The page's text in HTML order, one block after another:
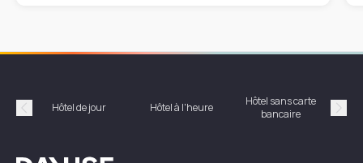
Précédent
Hôtel de jour Hôtel à l'heure
Hôtel sans carte
bancaire